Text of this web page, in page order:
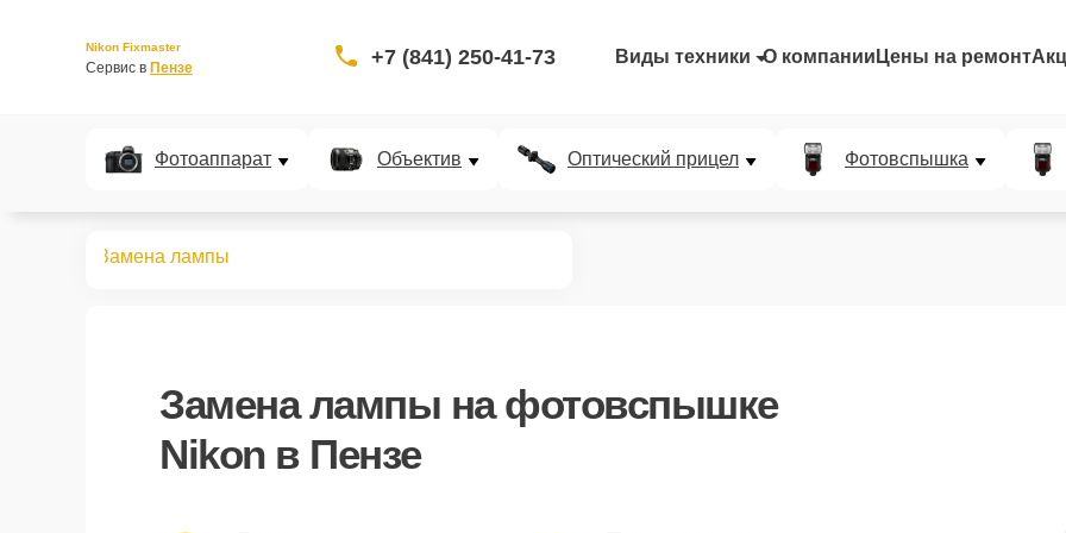
Nikon Fixmaster
Сервис в Пензе +7 (841) 250-41-73 Виды техники О компании Цены на ремонт
Фотоаппарат Объектив Оптический прицел Фотовспышка
Замена лампы
Замена лампы на фотовспышке
Nikon в Пензе